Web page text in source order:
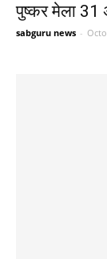
पुष्कर मेला
sabguru news -